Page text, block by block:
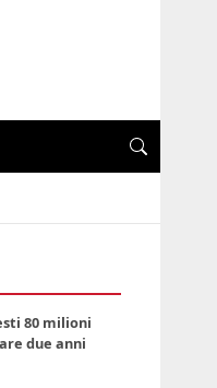
80 milioni
due anni